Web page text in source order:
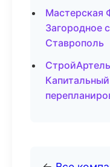
Мастерская
Загородное
Ставрополь